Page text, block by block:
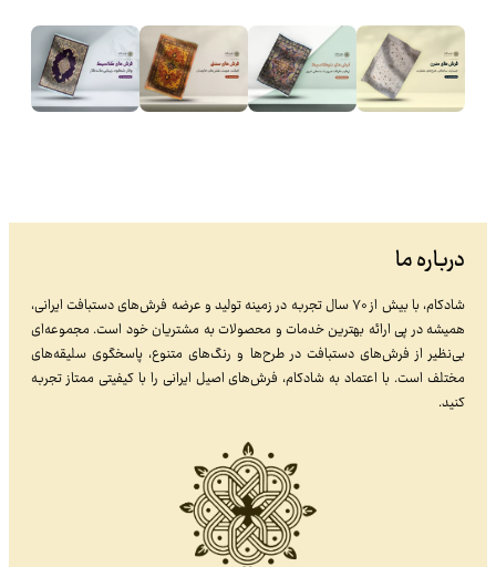
درباره ما
شادکام، با بیش از ۷۰ سال تجربه در زمینه تولید و عرضه فرش‌های دستبافت ایرانی،
همیشه در پی ارائه بهترین خدمات و محصولات به مشتریان خود است. مجموعه‌ای
بی‌نظیر از فرش‌های دستبافت در طرح‌ها و رنگ‌های متنوع، پاسخگوی سلیقه‌های
مختلف است. با اعتماد به شادکام، فرش‌های اصیل ایرانی را با کیفیتی ممتاز تجربه
کنید.